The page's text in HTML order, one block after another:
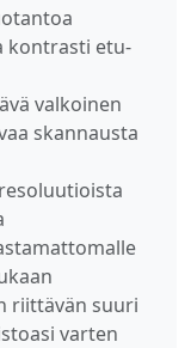
kontrasti etu‑
valkoinen
skannausta
riittävän suuri
varten